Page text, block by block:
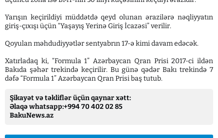
Yarışın keçirildiyi müddətdə qeyd olunan ərazilərə nəqliyyatın
giriş-çıxışı üçün “Yaşayış Yerinə Giriş İcazəsi” verilir.
Qoyulan məhdudiyyətlər sentyabrın 17-ə kimi davam edəcək.
Xatırladaq ki, “Formula 1” Azərbaycan Qran Prisi 2017-ci ildən
Bakıda şəhər trekində keçirilir. Bu günə qədər Bakı trekində 7
dəfə “Formula 1” Azərbaycan Qran Prisi baş tutub.
Şikayət və təkliflər üçün qaynar xətt:
Əlaqə whatsapp:+994 70 402 02 85
BakuNews.az